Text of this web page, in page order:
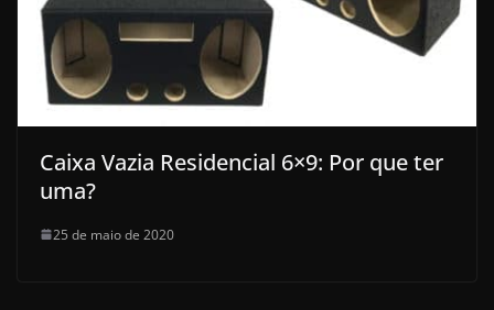
Caixa Vazia Residencial 6×9: Por que ter
uma?
25 de maio de 2020